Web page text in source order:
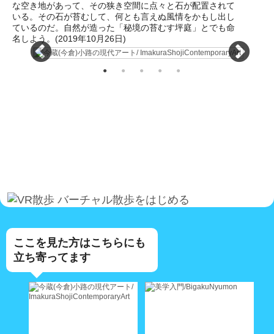
な空き地があって、その狭き空間に点々と石が配置されて
いる。その石が苔むして、何とも言えぬ風情をかもし出し
ているのだ。自然が造った「秘境の苔むす坪庭」とでも命
名しよう。(2019年10月26日)
バーチャル散歩をはじめる
ここを見た方はこちらにも
立ち寄ってます